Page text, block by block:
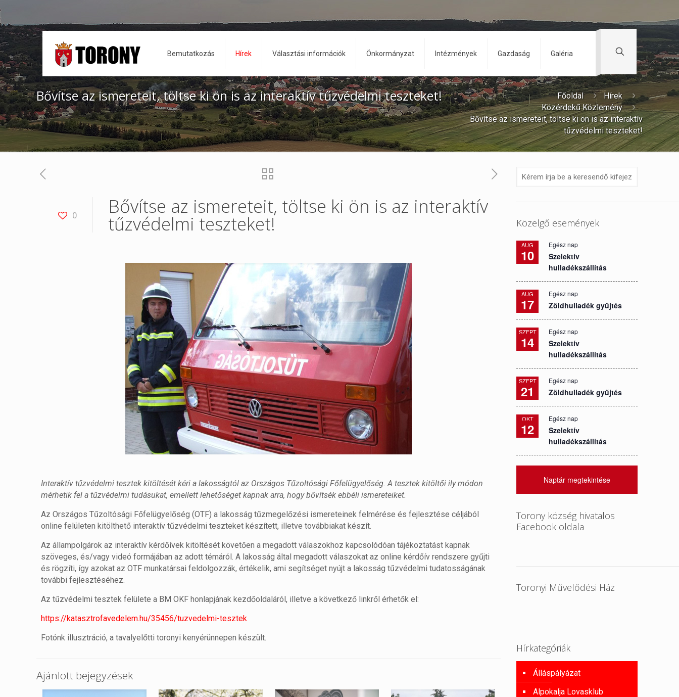
Bemutatkozás Hírek Választási információk Önkormányzat Intézmények Gazdaság Galéria
Bővítse az ismereteit, töltse ki ön is az interaktív tűzvédelmi teszteket! Főoldal
Hírek
Közérdekű Közlemény
Bővítse az ismereteit, töltse ki ön is az interaktív
tűzvédelmi teszteket!
0 Bővítse az ismereteit, töltse ki ön is az interaktív
tűzvédelmi teszteket!
Interaktív tűzvédelmi tesztek kitöltését kéri a lakosságtól az Országos Tűzoltósági Főfelügyelőség. A tesztek kitöltői ily módon
mérhetik fel a tűzvédelmi tudásukat, emellett lehetőséget kapnak arra, hogy bővítsék ebbéli ismereteiket.
Az Országos Tűzoltósági Főfelügyelőség (OTF) a lakosság tűzmegelőzési ismereteinek felmérése és fejlesztése céljából
online felületen kitölthető interaktív tűzvédelmi teszteket készített, illetve továbbiakat készít.
Az állampolgárok az interaktív kérdőívek kitöltését követően a megadott válaszokhoz kapcsolódóan tájékoztatást kapnak
szöveges, és/vagy videó formájában az adott témáról. A lakosság által megadott válaszokat az online kérdőív rendszere gyűjti
és rögzíti, így azokat az OTF munkatársai feldolgozzák, értékelik, ami segítséget nyújt a lakosság tűzvédelmi tudatosságának
további fejlesztéséhez.
Az tűzvédelmi tesztek felülete a BM OKF honlapjának kezdőoldaláról, illetve a következő linkről érhetők el:
https://katasztrofavedelem.hu/35456/tuzvedelmi-tesztek
Fotónk illusztráció, a tavalyelőtti toronyi kenyérünnepen készült.
Ajánlott bejegyzések
Közelgő események
AUG
10
Egész nap
Szelektív
hulladékszállítás
AUG
17
Egész nap
Zöldhulladék gyűjtés
SZEPT
14
Egész nap
Szelektív
hulladékszállítás
SZEPT
21
Egész nap
Zöldhulladék gyűjtés
OKT
12
Egész nap
Szelektív
hulladékszállítás
Naptár megtekintése
Torony község hivatalos
Facebook oldala
Toronyi Művelődési Ház
Hírkategóriák
Álláspályázat
Alpokalja Lovasklub